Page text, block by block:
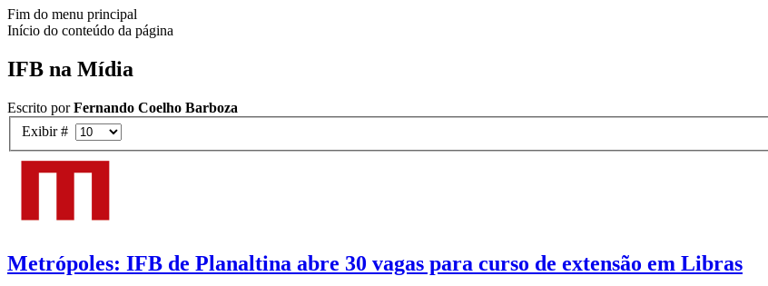
Fim do menu principal
Início do conteúdo da página
IFB na Mídia
Escrito porFernando Coelho Barboza
Exibir #
Metrópoles: IFB de Planaltina abre 30 vagas para curso de extensão em Libras